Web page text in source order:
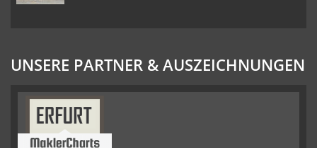
UNSERE PARTNER & AUSZEICHNUNGEN